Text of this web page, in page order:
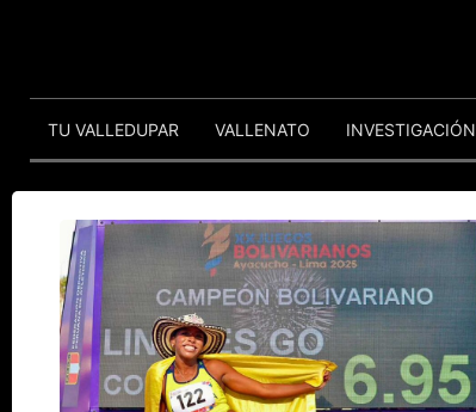
TU VALLEDUPAR VALLENATO INVESTIGACIÓN